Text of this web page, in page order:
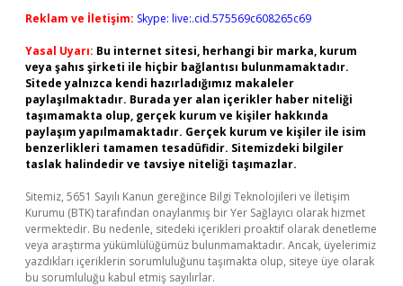
Reklam ve İletişim: Skype: live:.cid.575569c608265c69
Yasal Uyarı: Bu internet sitesi, herhangi bir marka, kurum
veya şahıs şirketi ile hiçbir bağlantısı bulunmamaktadır.
Sitede yalnızca kendi hazırladığımız makaleler
paylaşılmaktadır. Burada yer alan içerikler haber niteliği
taşımamakta olup, gerçek kurum ve kişiler hakkında
paylaşım yapılmamaktadır. Gerçek kurum ve kişiler ile isim
benzerlikleri tamamen tesadüfidir. Sitemizdeki bilgiler
taslak halindedir ve tavsiye niteliği taşımazlar.
Sitemiz, 5651 Sayılı Kanun gereğince Bilgi Teknolojileri ve İletişim
Kurumu (BTK) tarafından onaylanmış bir Yer Sağlayıcı olarak hizmet
vermektedir. Bu nedenle, sitedeki içerikleri proaktif olarak denetleme
veya araştırma yükümlülüğümüz bulunmamaktadır. Ancak, üyelerimiz
yazdıkları içeriklerin sorumluluğunu taşımakta olup, siteye üye olarak
bu sorumluluğu kabul etmiş sayılırlar.